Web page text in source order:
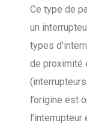
Ce type de
un
types
de proximité
l’origine est
l'interrupteur